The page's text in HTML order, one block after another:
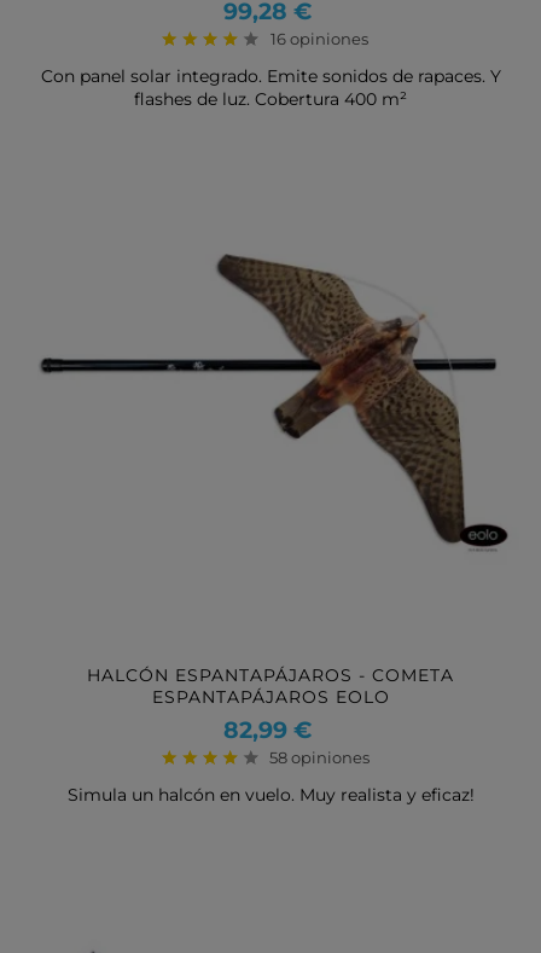
Precio
99,28 €
16 opiniones
Con panel solar integrado. Emite sonidos de rapaces. Y
flashes de luz. Cobertura 400 m²
HALCÓN ESPANTAPÁJAROS - COMETA
ESPANTAPÁJAROS EOLO
Precio
82,99 €
58 opiniones
Simula un halcón en vuelo. Muy realista y eficaz!